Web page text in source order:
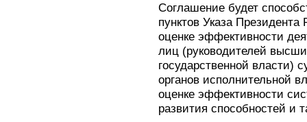
Соглашение будет
пунктов Указа
оценке эффективности
лиц (руководителей
государственной власти)
органов исполнительной
оценке эффективности
развития способностей и